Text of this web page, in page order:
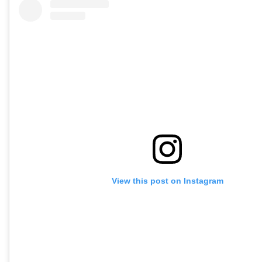
View this post on Instagram